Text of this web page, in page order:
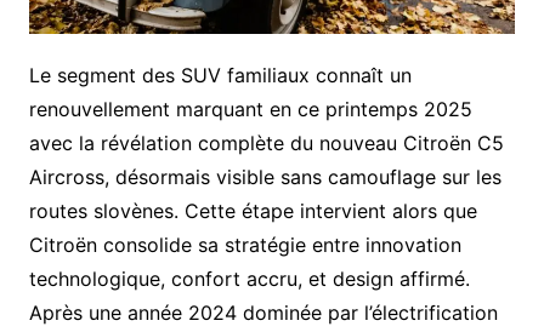
Le segment des SUV familiaux connaît un
renouvellement marquant en ce printemps 2025
avec la révélation complète du nouveau Citroën C5
Aircross, désormais visible sans camouflage sur les
routes slovènes. Cette étape intervient alors que
Citroën consolide sa stratégie entre innovation
technologique, confort accru, et design affirmé.
Après une année 2024 dominée par l’électrification